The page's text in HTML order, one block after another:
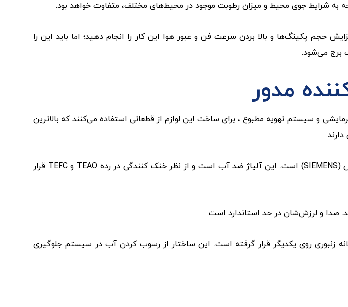
به شرایط جوی محیط و میزان رطوبت موجود در محیط‌های مختلف، متفاوت خواهد بود.
حجم پکینگ‌ها و بالا بردن سرعت فن و عبور هوا این کار را انجام دهید؛ اما باید این را
برج می‌شود.
مدور
و سیستم تهویه مطبوع ، برای ساخت این لوازم از قطعاتی استفاده می‌کنند که بالاترین
از این رو لازم است بدانید که جنس الکتروموتورهای برج خنک کننده مدور ساران زیمنس (SIEMENS) است. این آلیاژ ضد آب است و از نظر خنک کنندگی در رده TEAO و TEFC قرار
صدا و لرزش‌شان در حد استاندارد است.
زنبوری روی یکدیگر قرار گرفته است. این ساختار از رسوب کردن آب در سیستم جلوگیری